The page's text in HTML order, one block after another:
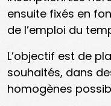
ensuite fixés en
de l’emploi du
L’objectif est de
souhaités, dans
homogènes